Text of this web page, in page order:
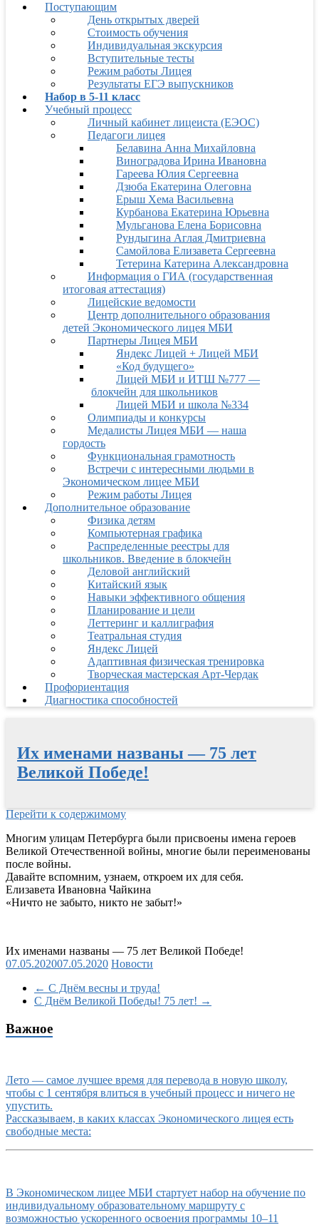
Поступающим
День открытых дверей
Стоимость обучения
Индивидуальная экскурсия
Вступительные тесты
Режим работы Лицея
Результаты ЕГЭ выпускников
Набор в 5-11 класс
Учебный процесс
Личный кабинет лицеиста (ЕЭОС)
Педагоги лицея
Белавина Анна Михайловна
Виноградова Ирина Ивановна
Гареева Юлия Сергеевна
Дзюба Екатерина Олеговна
Ерыш Хема Васильевна
Курбанова Екатерина Юрьевна
Мульганова Елена Борисовна
Рундыгина Аглая Дмитриевна
Самойлова Елизавета Сергеевна
Тетерина Катерина Александровна
Информация о ГИА (государственная
итоговая аттестация)
Лицейские ведомости
Центр дополнительного образования
детей Экономического лицея МБИ
Партнеры Лицея МБИ
Яндекс Лицей + Лицей МБИ
«Код будущего»
Лицей МБИ и ИТШ №777 —
блокчейн для школьников
Лицей МБИ и школа №334
Олимпиады и конкурсы
Медалисты Лицея МБИ — наша
гордость
Функциональная грамотность
Встречи с интересными людьми в
Экономическом лицее МБИ
Режим работы Лицея
Дополнительное образование
Физика детям
Компьютерная графика
Распределенные реестры для
школьников. Введение в блокчейн
Деловой английский
Китайский язык
Навыки эффективного общения
Планирование и цели
Леттеринг и каллиграфия
Театральная студия
Яндекс Лицей
Адаптивная физическая тренировка
Творческая мастерская Арт-Чердак
Профориентация
Диагностика способностей
Их именами названы — 75 лет
Великой Победе!
Перейти к содержимому
Многим улицам Петербурга были присвоены имена героев
Великой Отечественной войны, многие были переименованы
после войны.
Давайте вспомним, узнаем, откроем их для себя.
Елизавета Ивановна Чайкина
«Ничто не забыто, никто не забыт!»
Их именами названы — 75 лет Великой Победе!
07.05.202007.05.2020 Новости
← С Днём весны и труда!
С Днём Великой Победы! 75 лет! →
Важное
Лето — самое лучшее время для перевода в новую школу,
чтобы с 1 сентября влиться в учебный процесс и ничего не
упустить.
Рассказываем, в каких классах Экономического лицея есть
свободные места:
В Экономическом лицее МБИ стартует набор на обучение по
индивидуальному образовательному маршруту с
возможностью ускоренного освоения программы 10–11